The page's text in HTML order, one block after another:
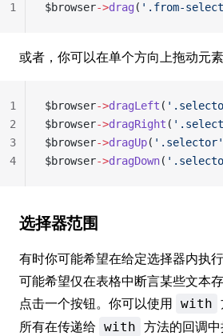
$browser->drag ( '.from-
1
或者，你可以在单个方向上拖动元素
$browser->dragLeft (
$browser->dragRight (
$browser->dragUp( '.selector'
$browser->dragDown(
1
2
3
4
选择器范围
有时你可能希望在给定选择器内执
可能希望仅在表格中断言某些文本
点击一个按钮。你可以使用 with
所有在传递给 with 方法的回调